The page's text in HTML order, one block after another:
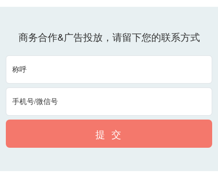
美国音乐与戏剧学院教授
美国曼尼斯音乐学院教授
美国大都会歌刷院知名女高音歌唱家
曼哈顿音乐学院钢琴系教授
商务合作&广告投放，请留下您的联系方式
称呼
手机号/微信号
提 交